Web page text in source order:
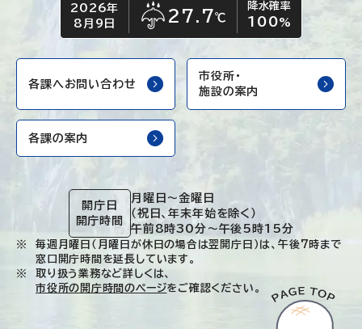
今日の日付
2026年
8月9日
今日の天気
雨
27.7℃
降水確率
100%
各課へお問い合わせ
市役所・
施設の案内
各課の案内
開庁日
開庁時間
月曜日～金曜日
（祝日、年末年始を除く）
午前8時30分～午後5時15分
毎週月曜日（月曜日が休日の場合は翌開庁日）は、午後7時まで
窓口開庁時間を延長しています。
取り扱う業務など詳しくは、
市役所の開庁時間のページをご確認ください。